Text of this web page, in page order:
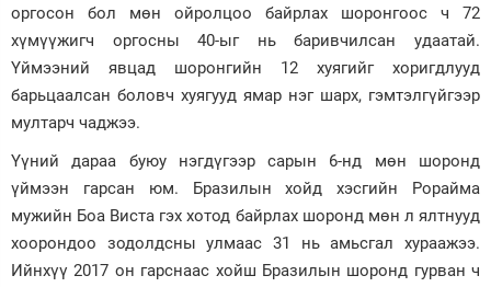
оргосон бол мөн ойролцоо байрлах шоронгоос ч 72
хүмүүжигч оргосны 40-ыг нь баривчилсан удаатай.
Үймээний явцад шоронгийн 12 хуягийг хоригдлууд
барьцаалсан боловч хуягууд ямар нэг шарх, гэмтэлгүйгээр
мултарч чаджээ.
Үүний дараа буюу нэгдүгээр сарын 6-нд мөн шоронд
үймээн гарсан юм. Бразилын хойд хэсгийн Рорайма
мужийн Боа Виста гэх хотод байрлах шоронд мөн л ялтнууд
хоорондоо зодолдсны улмаас 31 нь амьсгал хураажээ.
Ийнхүү 2017 он гарснаас хойш Бразилын шоронд гурван ч